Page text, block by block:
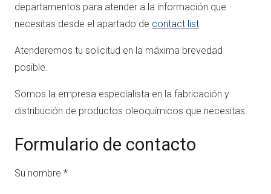
departamentos para atender a la información que
necesitas desde el apartado de contact list
Atenderemos tu solicitud en la máxima brevedad
posible.
Somos la empresa especialista en la fabricación y
distribución de productos oleoquímicos que necesitas.
Formulario de contacto
Su nombre *